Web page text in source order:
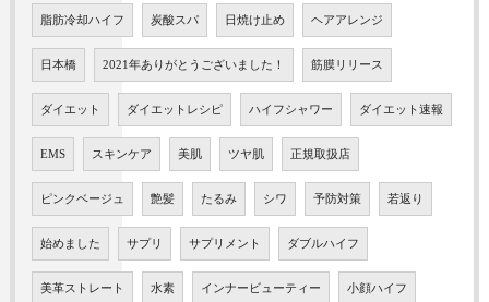
脂肪冷却ハイフ 炭酸スパ 日焼け止め ヘアアレンジ
日本橋 2021年ありがとうございました！ 筋膜リリース
ダイエット ダイエットレシピ ハイフシャワー ダイエット速報
EMS スキンケア 美肌 ツヤ肌 正規取扱店
ピンクベージュ 艶髪 たるみ シワ 予防対策 若返り
始めました サプリ サプリメント ダブルハイフ
美革ストレート 水素 インナービューティー 小顔ハイフ